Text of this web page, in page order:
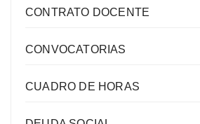
CONTRATO DOCENTE
CONVOCATORIAS
CUADRO DE HORAS